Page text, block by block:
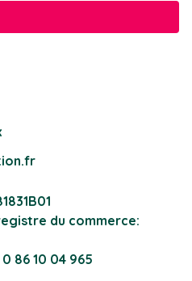
du commerce:
86 10 04 965